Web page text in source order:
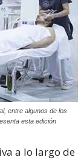
entre algunos de los
esta edición
a lo largo de